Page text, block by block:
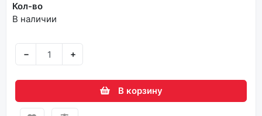
Кол-во
В наличии
− +
В корзину